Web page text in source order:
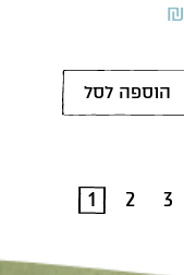
₪
הוספה לסל
1 2 3